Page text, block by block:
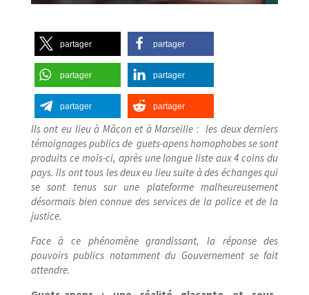
partager partager
partager partager
partager partager
Ils ont eu lieu à Mâcon et à Marseille : les deux derniers
témoignages publics de guets-​apens homophobes se sont
produits ce mois-​ci, après une longue liste aux 4 coins du
pays. Ils ont tous les deux eu lieu suite à des échanges qui
se sont tenus sur une plateforme malheureusement
désormais bien connue des services de la police et de la
justice.
Face à ce phénomène grandissant, la réponse des
pouvoirs publics notamment du Gouvernement se fait
attendre.